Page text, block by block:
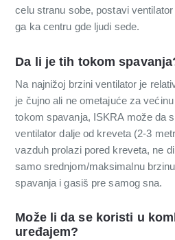
celu stranu sobe, postavi
ga ka centru gde ljudi sede.
Da li je tih tokom
Na najnižoj brzini ventilator je
je čujno ali ne ometajuće za
tokom spavanja, ISKRA može da
ventilator dalje od kreveta (2-3
vazduh prolazi pored kreveta, ne
samo srednjom/maksimalnu
spavanja i gasiš pre samog sna.
Može li da se koristi u
uređajem?